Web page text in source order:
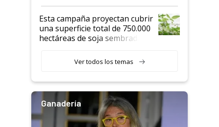
Esta campaña proyectan cubrir
una superficie total de 750.000
hectáreas de soja sembradas
variedades que marcan un
salto tecnológico en genética y
Ver todos los temas
Ganadería